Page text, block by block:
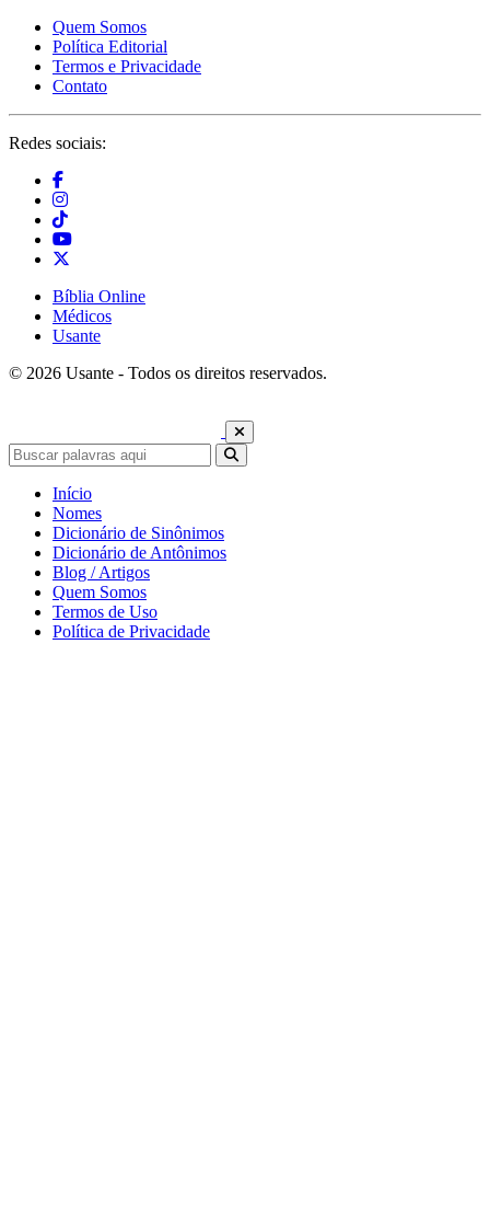
Quem Somos
Política Editorial
Termos e Privacidade
Contato
Redes sociais:
Bíblia Online
Médicos
Usante
© 2026 Usante - Todos os direitos reservados.
Início
Nomes
Dicionário de Sinônimos
Dicionário de Antônimos
Blog / Artigos
Quem Somos
Termos de Uso
Política de Privacidade